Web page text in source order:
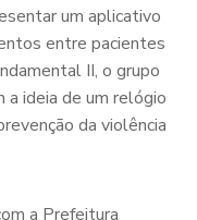
um aplicativo
entre pacientes
II, o grupo
a ideia de um relógio
da violência
a Prefeitura